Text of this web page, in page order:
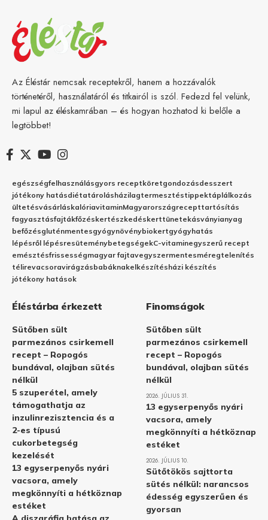
Az Éléstár nemcsak receptekről, hanem a hozzávalók
történetéről, használatáról és titkairól is szól. Fedezd fel velünk,
mi lapul az éléskamrában – és hogyan hozhatod ki belőle a
legtöbbet!
egészségfelhasználásgyors receptköretgondozásdesszert
jótékony hatásdiétatárolásházilagtermesztéstippektáplálkozás
ültetésvásárláskalóriavitaminMagyarországrecepttartósítás
fagyasztásfajtákfőzéskertészkedéskerttünetekásványianyag
befőzésgluténmentesgyógynövénybiokertgyógyhatás
lépésről lépésresüteménybetegségekC-vitaminegyszerű recept
emésztésfrissességmagyar fajtavegyszermentesméregtelenítés
télirevacsoravirágzásbabáknakelkészítésházi készítés
jótékony hatások
Éléstárba érkezett
Sütőben sült
parmezános csirkemell
recept – Ropogós
bundával, olajban sütés
nélkül
5 szuperétel, amely
támogathatja az
inzulinrezisztencia és a
2-es típusú
cukorbetegség
kezelését
13 egyserpenyős nyári
vacsora, amely
megkönnyíti a hétköznap
estéket
Finomságok
Sütőben sült
parmezános csirkemell
recept – Ropogós
bundával, olajban sütés
nélkül
2026. JÚLIUS 31.
13 egyserpenyős nyári
vacsora, amely
megkönnyíti a hétköznap
estéket
2026. JÚLIUS 10.
Sütőtökös sajttorta
sütés nélkül: narancsos
édesség egyszerűen és
gyorsan